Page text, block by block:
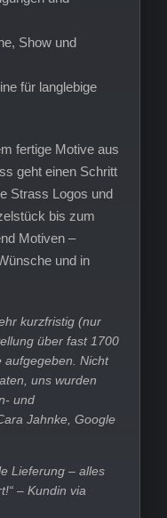
Show und
für langlebige
fertige Motive aus
geht einen Schritt
Strass Logos und
bis zum
Motiven –
und in
kurzfristig (nur
über fast 1700
aufgegeben. Nicht
uns wurden
und
Jahnke, Google
Lieferung – alles
– Kundin via